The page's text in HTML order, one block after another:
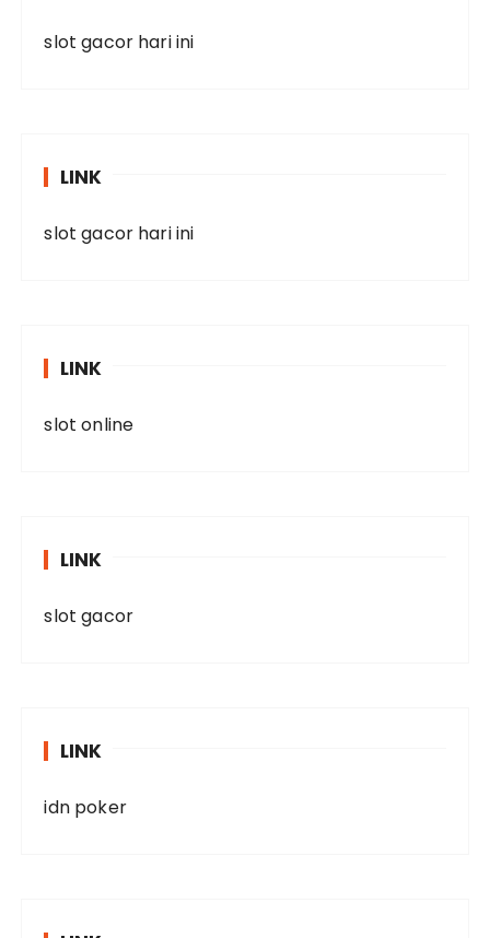
slot gacor hari ini
LINK
slot gacor hari ini
LINK
slot online
LINK
slot gacor
LINK
idn poker